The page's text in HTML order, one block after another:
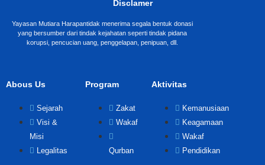
Disclamer
Yayasan Mutiara Harapantidak menerima segala bentuk donasi
yang bersumber dari tindak kejahatan seperti tindak pidana
korupsi, pencucian uang, penggelapan, penipuan, dll.
Abous Us
Sejarah
Visi &
Misi
Legalitas
Program
Zakat
Wakaf
Qurban
Aktivitas
Kemanusiaan
Keagamaan
Wakaf
Pendidikan